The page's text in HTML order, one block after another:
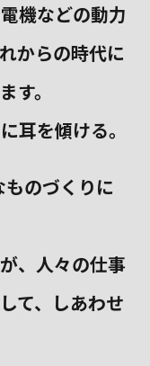
機などの動力
からの時代に
す。
耳を傾ける。
のづくりに
、人々の仕事
て、しあわせ